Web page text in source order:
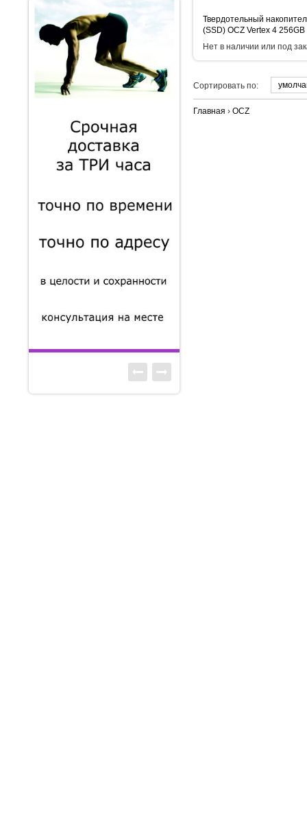
Твердотельный
(SSD) OCZ Vertex 4 256GB
Нет в наличии или под
Сортировать по:
Главная › OCZ